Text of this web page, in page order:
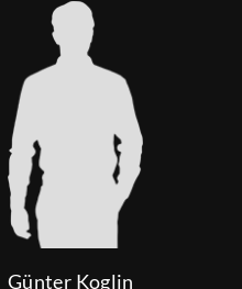
Günter Koglin